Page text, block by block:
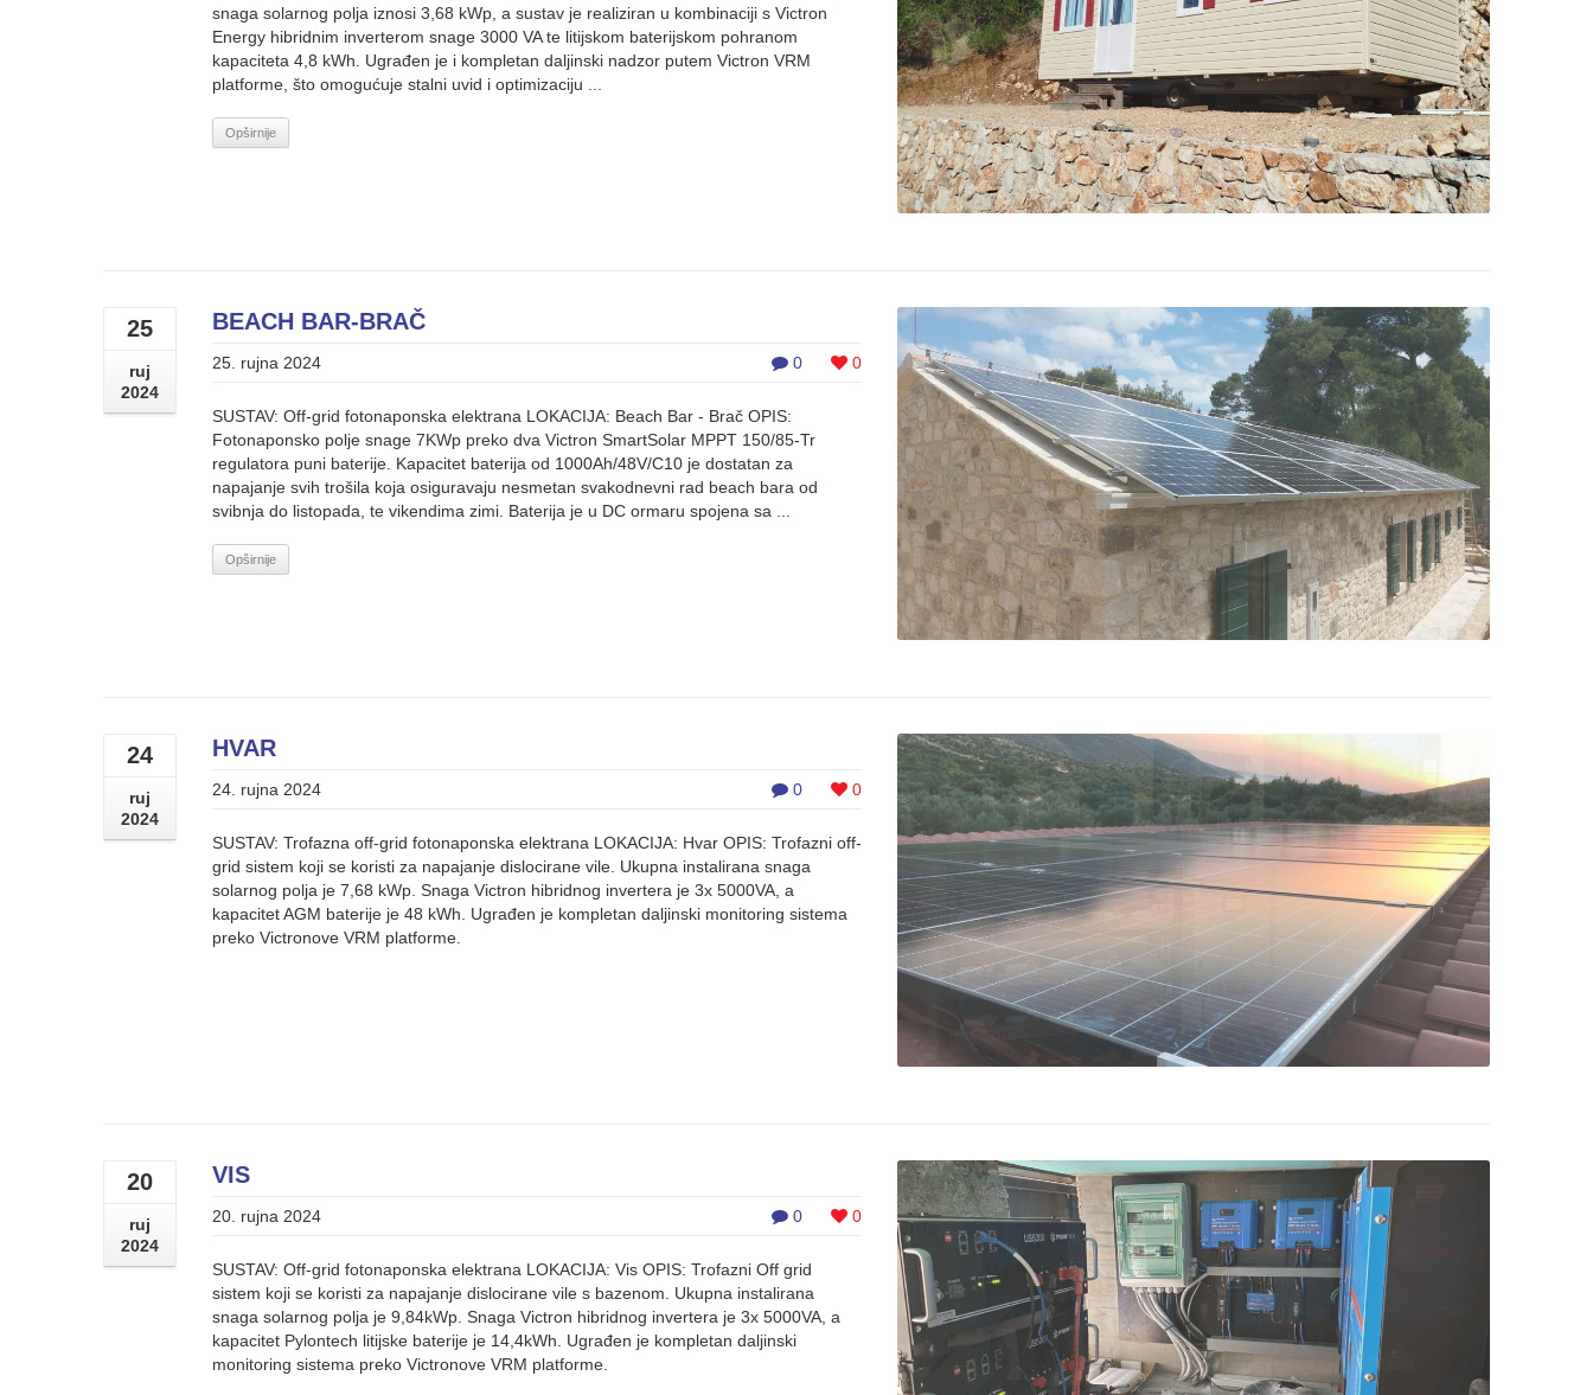
snaga solarnog polja iznosi 3,68 kWp, a sustav je realiziran u kombinaciji s Victron
Energy hibridnim inverterom snage 3000 VA te litijskom baterijskom pohranom
kapaciteta 4,8 kWh. Ugrađen je i kompletan daljinski nadzor putem Victron VRM
platforme, što omogućuje stalni uvid i optimizaciju ...
Opširnije
25
ruj
2024
BEACH BAR-BRAČ
0 0
25. rujna 2024
SUSTAV: Off-grid fotonaponska elektrana LOKACIJA: Beach Bar - Brač OPIS:
Fotonaponsko polje snage 7KWp preko dva Victron SmartSolar MPPT 150/85-Tr
regulatora puni baterije. Kapacitet baterija od 1000Ah/48V/C10 je dostatan za
napajanje svih trošila koja osiguravaju nesmetan svakodnevni rad beach bara od
svibnja do listopada, te vikendima zimi. Baterija je u DC ormaru spojena sa ...
Opširnije
24
ruj
2024
HVAR
0 0
24. rujna 2024
SUSTAV: Trofazna off-grid fotonaponska elektrana LOKACIJA: Hvar OPIS: Trofazni off-
grid sistem koji se koristi za napajanje dislocirane vile. Ukupna instalirana snaga
solarnog polja je 7,68 kWp. Snaga Victron hibridnog invertera je 3x 5000VA, a
kapacitet AGM baterije je 48 kWh. Ugrađen je kompletan daljinski monitoring sistema
preko Victronove VRM platforme.
20
ruj
2024
VIS
0 0
20. rujna 2024
SUSTAV: Off-grid fotonaponska elektrana LOKACIJA: Vis OPIS: Trofazni Off grid
sistem koji se koristi za napajanje dislocirane vile s bazenom. Ukupna instalirana
snaga solarnog polja je 9,84kWp. Snaga Victron hibridnog invertera je 3x 5000VA, a
kapacitet Pylontech litijske baterije je 14,4kWh. Ugrađen je kompletan daljinski
monitoring sistema preko Victronove VRM platforme.